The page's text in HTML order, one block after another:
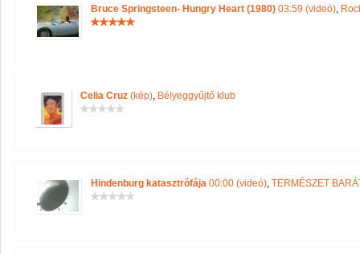
Bruce Springsteen- Hungry Heart (1980) 03:59 (videó),
Celia Cruz (kép), Bélyeggyűjtő klub
Hindenburg katasztrófája 00:00 (videó), TERMÉSZET